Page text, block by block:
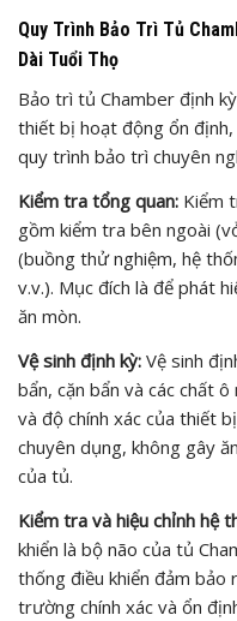
Quy Trình Bảo Trì Tủ
Dài Tuổi Thọ
Bảo trì tủ Chamber định
thiết bị hoạt động ổn
quy trình bảo trì chuyên
Kiểm tra tổng quan: Kiểm
gồm kiểm tra bên ngoài
(buồng thử nghiệm, hệ
v.v.). Mục đích là để phát
ăn mòn.
Vệ sinh định kỳ: Vệ sinh
bẩn, cặn bẩn và các chất
và độ chính xác của thiết
chuyên dụng, không gây
của tủ.
Kiểm tra và hiệu chỉnh hệ
khiển là bộ não của tủ
thống điều khiển đảm bảo
trường chính xác và ổn